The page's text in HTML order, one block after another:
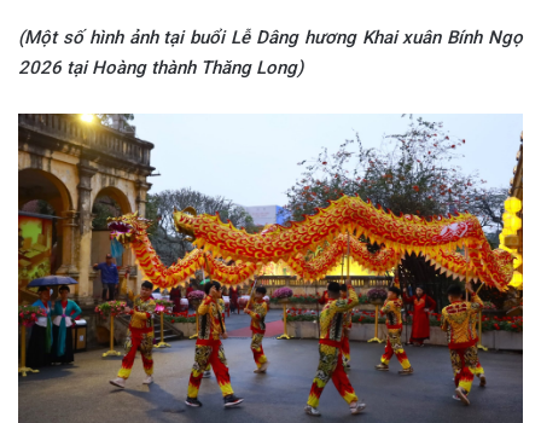
(Một số hình ảnh tại buổi Lễ Dâng hương Khai xuân Bính Ngọ
2026 tại Hoàng thành Thăng Long)